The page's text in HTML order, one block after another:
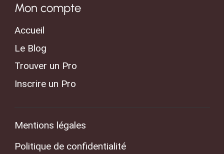
Mon compte
Accueil
Le Blog
Trouver un Pro
Inscrire un Pro
Mentions légales
Politique de confidentialité